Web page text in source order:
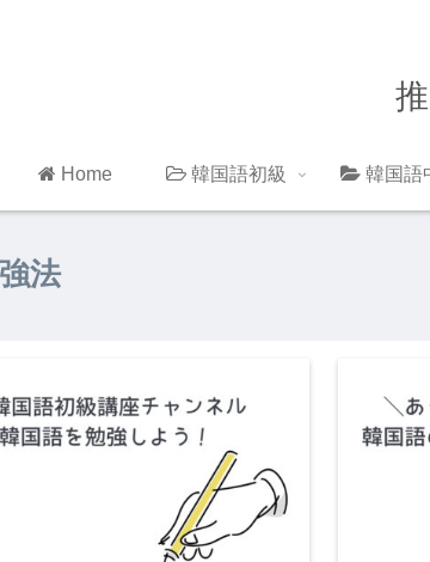
Home 韓国語初級 韓国語
法